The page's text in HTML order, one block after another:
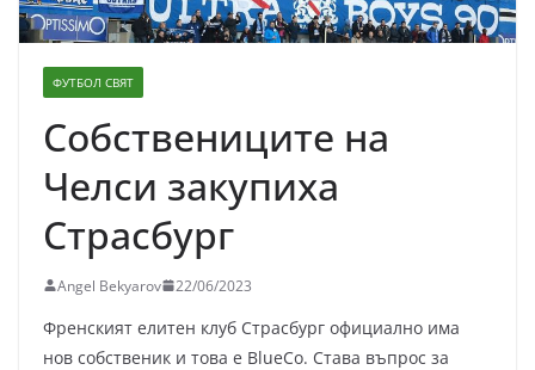
ФУТБОЛ СВЯТ
Собствениците на
Челси закупиха
Страсбург
Angel Bekyarov 22/06/2023
Френският елитен клуб Страсбург официално има
нов собственик и това е BlueCo. Става въпрос за